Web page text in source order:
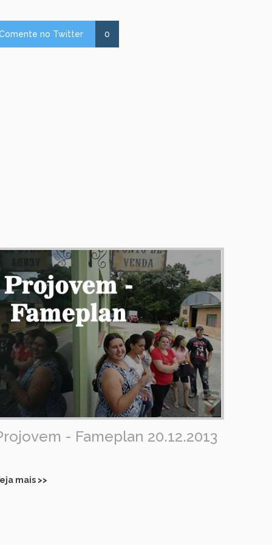
0
no Twitter
- Fameplan 20.12.2013
mais >>